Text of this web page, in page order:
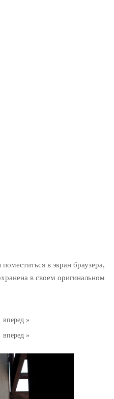
вперед »
вперед »
в экран браузера,
в своем оригинальном